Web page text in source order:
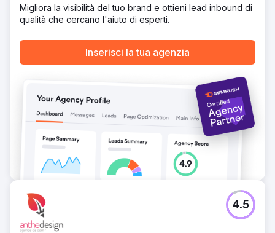
Audit SEO tecnico: implementate correzioni per velocità,
UX mobile, metadati, reindirizzamenti e problemi canonici
Aumento del +190% del traffico organico nei primi 90
chiave come "Cyber Essentials UK", "costo di Cyber
Essentials" e "audit di Cyber Essentials Plus" Il volume
medio dei lead è triplicato: da 3 a oltre 9 lead qualificati a
settimana tramite modulo di contatto Il tasso di rimbalzo è
diminuito del 21% e la durata media della sessione è
aumentata del 42% Le nuove landing page SEO hanno
iniziato a convertire al 6,4%, superando di 3 volte le
pagine legacy
Migliora la visibilità del tuo brand e ottieni lead inbound di
qualità che cercano l'aiuto di esperti.
Inserisci la tua agenzia
4.5